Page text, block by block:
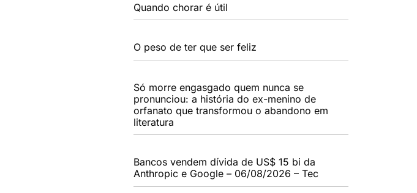
Quando chorar é útil
O peso de ter que ser feliz
Só morre engasgado quem nunca se
pronunciou: a história do ex-menino de
orfanato que transformou o abandono em
literatura
Bancos vendem dívida de US$ 15 bi da
Anthropic e Google – 06/08/2026 – Tec